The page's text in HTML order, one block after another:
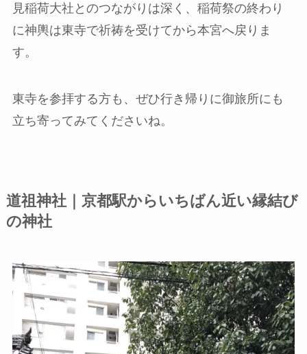
見稲荷大社とのつながりは深く、稲荷祭の終わり
に神輿は東寺で祈祷を受けてから本宮へ戻りま
す。
東寺を参拝する方も、ぜひ行き帰りに御旅所にも
立ち寄ってみてくださいね。
道祖神社｜京都駅からいちばん近い縁結び
の神社